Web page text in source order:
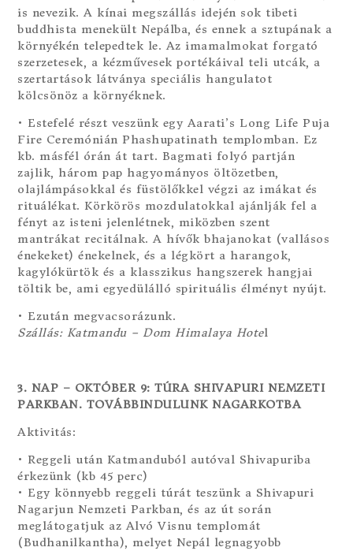
is nevezik. A kínai megszállás idején sok tibeti
buddhista menekült Nepálba, és ennek a sztupának a
környékén telepedtek le. Az imamalmokat forgató
szerzetesek, a kézművesek portékáival teli utcák, a
szertartások látványa speciális hangulatot
kölcsönöz a környéknek.
• Estefelé részt veszünk egy Aarati’s Long Life Puja
Fire Ceremónián Phashupatinath templomban. Ez
kb. másfél órán át tart. Bagmati folyó partján
zajlik, három pap hagyományos öltözetben,
olajlámpásokkal és füstölőkkel végzi az imákat és
rituálékat. Körkörös mozdulatokkal ajánlják fel a
fényt az isteni jelenlétnek, miközben szent
mantrákat recitálnak. A hívők bhajanokat (vallásos
énekeket) énekelnek, és a légkört a harangok,
kagylókürtök és a klasszikus hangszerek hangjai
töltik be, ami egyedülálló spirituális élményt nyújt.
• Ezután megvacsorázunk.
Szállás: Katmandu – Dom Himalaya Hotel
3. NAP – OKTÓBER 9: TÚRA SHIVAPURI NEMZETI
PARKBAN. TOVÁBBINDULUNK NAGARKOTBA
Aktivitás:
• Reggeli után Katmanduból autóval Shivapuriba
érkezünk (kb 45 perc)
• Egy könnyebb reggeli túrát teszünk a Shivapuri
Nagarjun Nemzeti Parkban, és az út során
meglátogatjuk az Alvó Visnu templomát
(Budhanilkantha), melyet Nepál legnagyobb